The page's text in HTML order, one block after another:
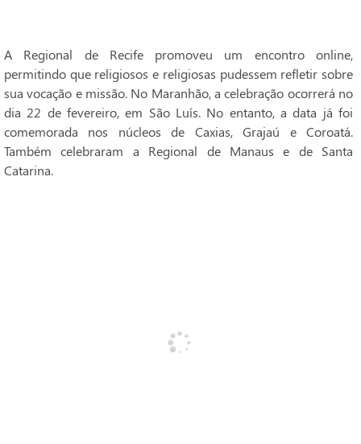
A Regional de Recife promoveu um encontro online,
permitindo que religiosos e religiosas pudessem refletir sobre
sua vocação e missão. No Maranhão, a celebração ocorrerá no
dia 22 de fevereiro, em São Luís. No entanto, a data já foi
comemorada nos núcleos de Caxias, Grajaú e Coroatá.
Também celebraram a Regional de Manaus e de Santa
Catarina.